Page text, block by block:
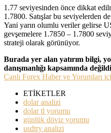
1.77 seviyesinden önce dikkat
1.7800. Satışlar bu seviyelerden
Yani yarın olumlu veriler gelirse
gevşemelere 1.7850 – 1.7800
strateji olarak görünüyor.
Burada yer alan yatırım bilgi,
danışmanlığı kapsamında
Canlı Forex Haber ve Yorumları
ETİKETLER
dolar analizi
dolar tl yorumu
günlük döviz yorumu
usdtry analizi